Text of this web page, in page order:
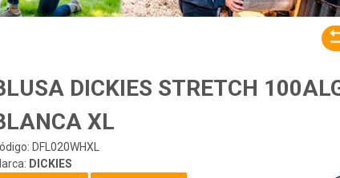
DICKIES STRETCH
XL
DFL020WHXL
DICKIES